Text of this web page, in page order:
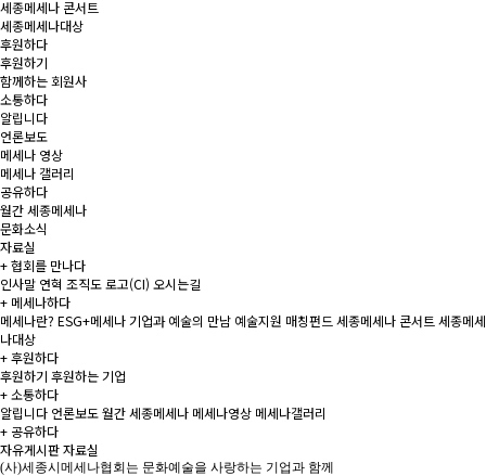
세종메세나 콘서트
세종메세나대상
후원하다
후원하기
함께하는 회원사
소통하다
알립니다
언론보도
메세나 영상
메세나 갤러리
공유하다
월간 세종메세나
문화소식
자료실
+협회를 만나다
인사말 연혁 조직도로고(CI) 오시는길
+ 메세나하다
메세나란? ESG+메세나기업과 예술의 만남 예술지원 매칭펀드 세종메세나 콘서트 세종메세
나대상
+후원하다
후원하기 후원하는 기업
+소통하다
알립니다 언론보도월간 세종메세나 메세나영상 메세나갤러리
+ 공유하다
자유게시판자료실
(사)세종시메세나협회는 문화예술을 사랑하는 기업과 함께